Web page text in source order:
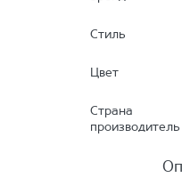
Стиль
Цвет
Страна
производитель